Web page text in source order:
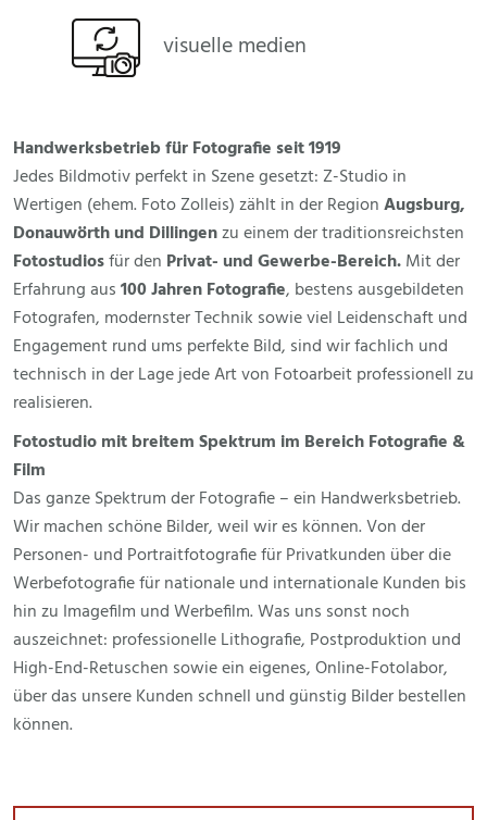
visuelle medien
Handwerksbetrieb für Fotografie seit 1919
Jedes Bildmotiv perfekt in Szene gesetzt: Z-Studio in
Wertigen (ehem. Foto Zolleis) zählt in der RegionAugsburg,
Donauwörth und Dillingenzu einem der traditionsreichsten
Fotostudiosfür den Privat- und Gewerbe-Bereich.Mit der
Erfahrung aus100 Jahren Fotografie, bestens ausgebildeten
Fotografen, modernster Technik sowie viel Leidenschaft und
Engagement rund ums perfekte Bild, sind wir fachlich und
technisch in der Lage jede Art von Fotoarbeit professionell zu
realisieren.
Fotostudio mit breitem Spektrum im Bereich Fotografie &
Film
Das ganze Spektrum der Fotografie – ein Handwerksbetrieb.
Wir machen schöne Bilder, weil wir es können. Von der
Personen- und Portraitfotografiefür Privatkunden über die
Werbefotografiefür nationale und internationale Kunden bis
hin zu Imagefilm und Werbefilm. Was uns sonst noch
auszeichnet: professionelleLithografie, Postproduktion und
High-End-Retuschen sowie ein eigenes,Online-Fotolabor,
über das unsere Kunden schnell und günstig Bilder bestellen
können.